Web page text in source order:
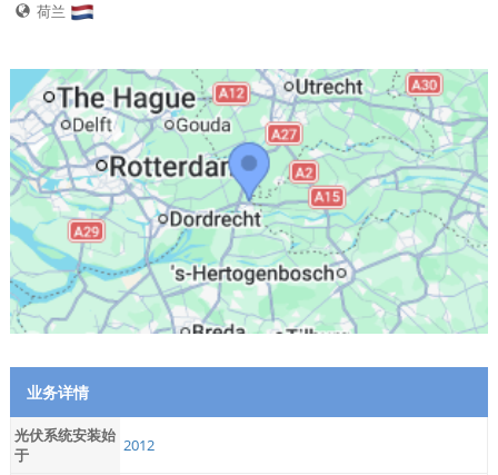
荷兰
业务详情
光伏系统安装始
于
2012